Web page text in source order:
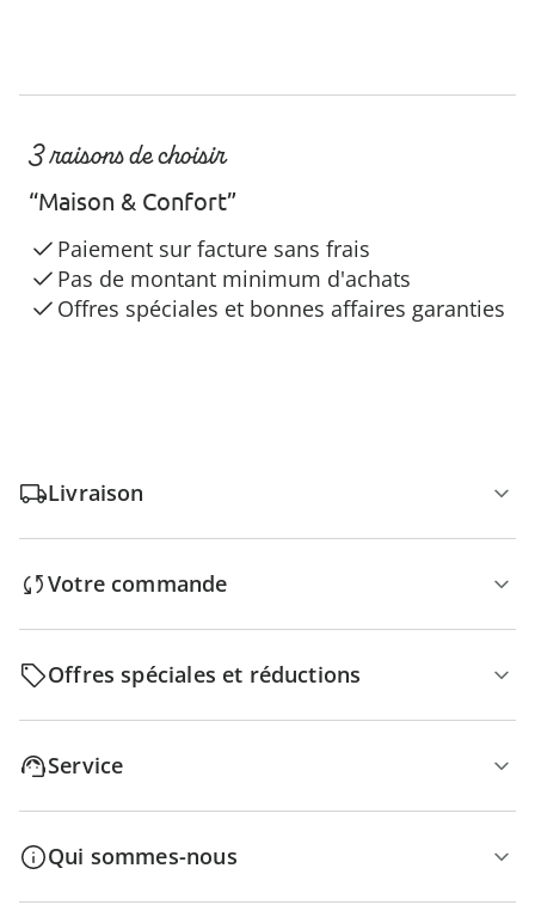
3 raisons de choisir
“Maison & Confort”
Paiement sur facture sans frais
Pas de montant minimum d'achats
Offres spéciales et bonnes affaires garanties
Livraison
Votre commande
Offres spéciales et réductions
Service
Qui sommes-nous